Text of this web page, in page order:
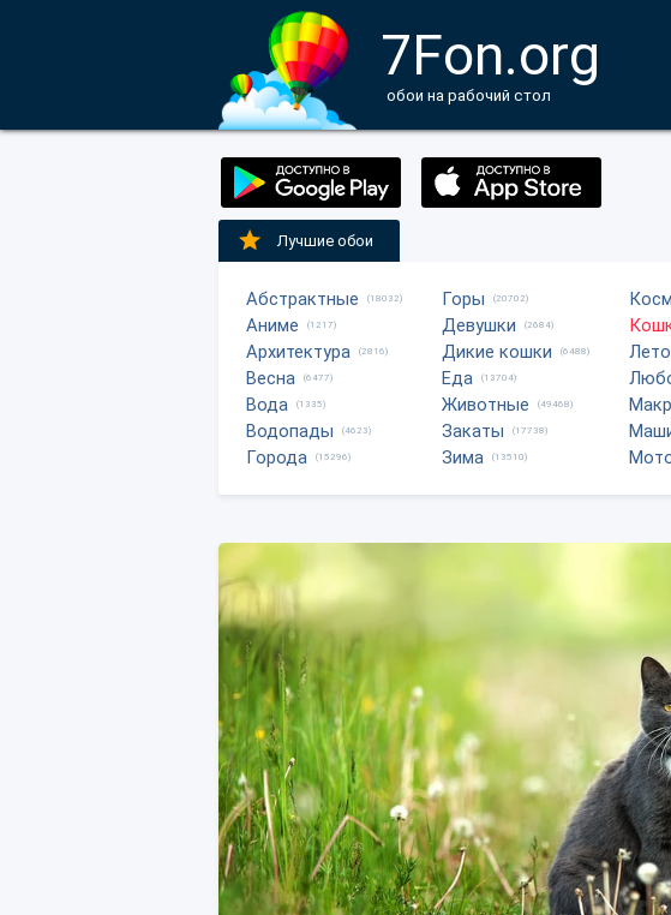
7Fon.org
обои на рабочий стол
Лучшие обои
Абстрактные (18032)
Аниме (1217)
Архитектура (2816)
Весна (6477)
Вода (1335)
Водопады (4623)
Города (15296)
Горы (20702)
Девушки (2684)
Дикие кошки (6488)
Еда (13704)
Животные (49468)
Закаты (17738)
Зима (13510)
Лето